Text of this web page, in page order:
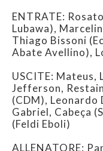
ENTRATE:
Lubawa),
Thiago Bissoni
Abate Avellino),
USCITE: Mateus,
Jefferson,
(CDM),
Gabriel, Cabeça
(Feldi Eboli)
ALLENATORE: